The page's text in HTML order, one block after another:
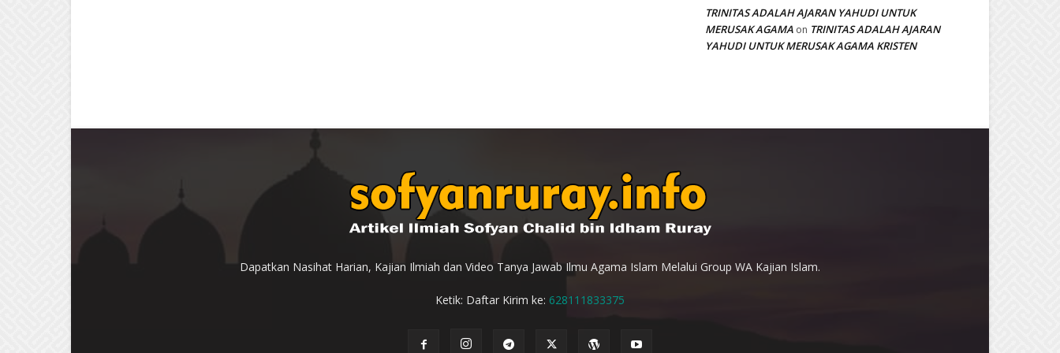
TRINITAS ADALAH AJARAN YAHUDI UNTUK
MERUSAK AGAMA on TRINITAS ADALAH AJARAN
YAHUDI UNTUK MERUSAK AGAMA KRISTEN
Dapatkan Nasihat Harian, Kajian Ilmiah dan Video Tanya Jawab Ilmu Agama Islam Melalui Group WA Kajian Islam.
Ketik: Daftar Kirim ke: 628111833375